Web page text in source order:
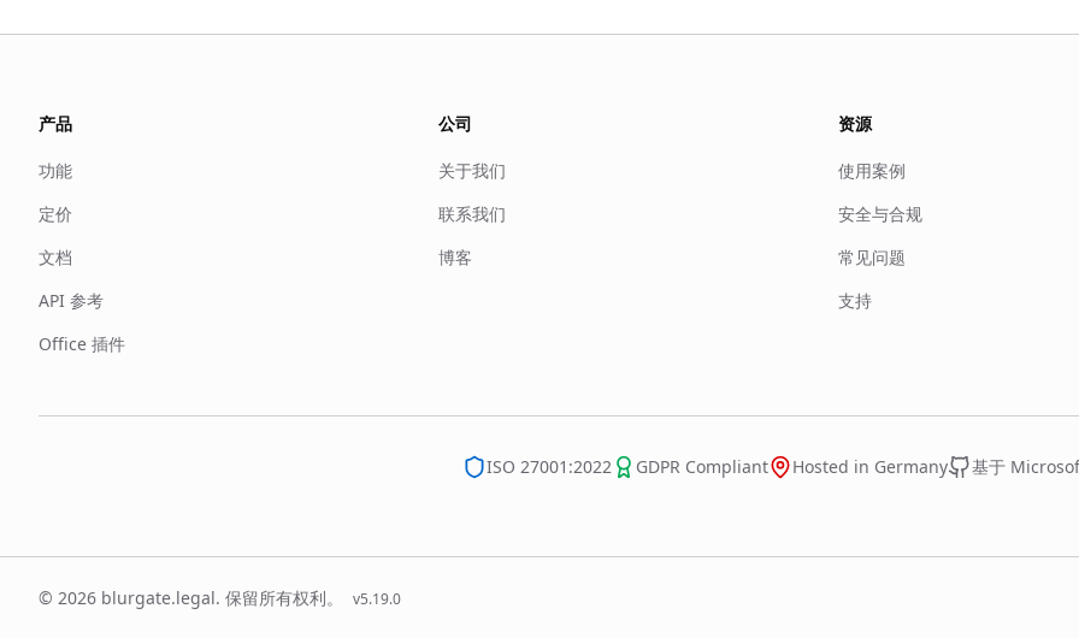
产品
功能
定价
文档
API 参考
Office 插件
公司
关于我们
联系我们
博客
资源
使用案例
安全与合规
常见问题
支持
ISO 27001:2022 GDPR Compliant Hosted in Germany 基于
© 2026 blurgate.legal. 保留所有权利。 v5.19.0